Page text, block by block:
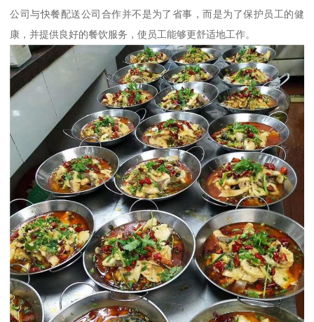
公司与快餐配送公司合作并不是为了省事，而是为了保护员工的健
康，并提供良好的餐饮服务，使员工能够更舒适地工作。